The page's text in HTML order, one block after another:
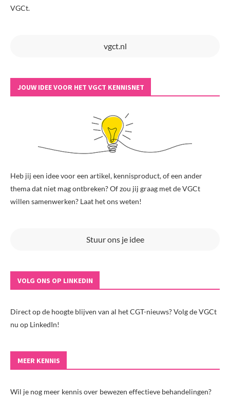
VGCt.
vgct.nl
JOUW IDEE VOOR HET VGCT KENNISNET
Heb jij een idee voor een artikel, kennisproduct, of een ander
thema dat niet mag ontbreken? Of zou jij graag met de VGCt
willen samenwerken? Laat het ons weten!
Stuur ons je idee
VOLG ONS OP LINKEDIN
Direct op de hoogte blijven van al het CGT-nieuws? Volg de VGCt
nu op LinkedIn!
MEER KENNIS
Wil je nog meer kennis over bewezen effectieve behandelingen?